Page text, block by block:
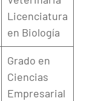
Licenciatura
en Biología
Grado en
Ciencias
Empresarial